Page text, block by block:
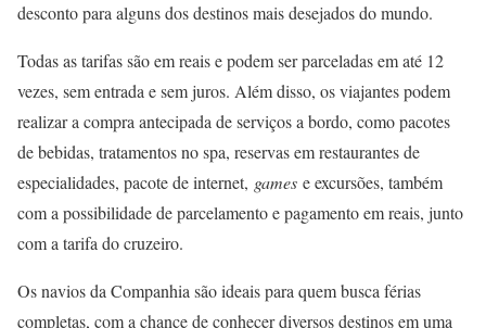
desconto para alguns dos destinos mais desejados do mundo.
Todas as tarifas são em reais e podem ser parceladas em até 12
vezes, sem entrada e sem juros. Além disso, os viajantes podem
realizar a compra antecipada de serviços a bordo, como pacotes
de bebidas, tratamentos no spa, reservas em restaurantes de
especialidades, pacote de internet, games e excursões, também
com a possibilidade de parcelamento e pagamento em reais, junto
com a tarifa do cruzeiro.
Os navios da Companhia são ideais para quem busca férias
completas, com a chance de conhecer diversos destinos em uma